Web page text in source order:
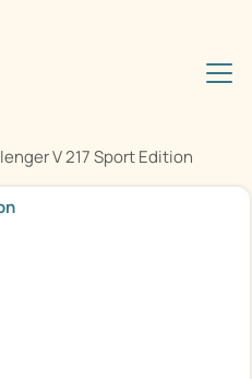
V 217 Sport Edition